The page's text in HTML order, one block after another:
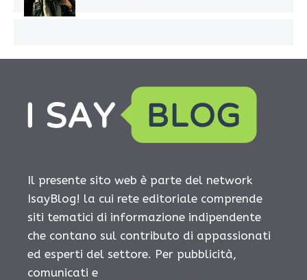
Il presente sito web è parte del network
IsayBlog! la cui rete editoriale comprende
siti tematici di informazione indipendente
che contano sul contributo di appassionati
ed esperti del settore. Per pubblicità,
comunicati e